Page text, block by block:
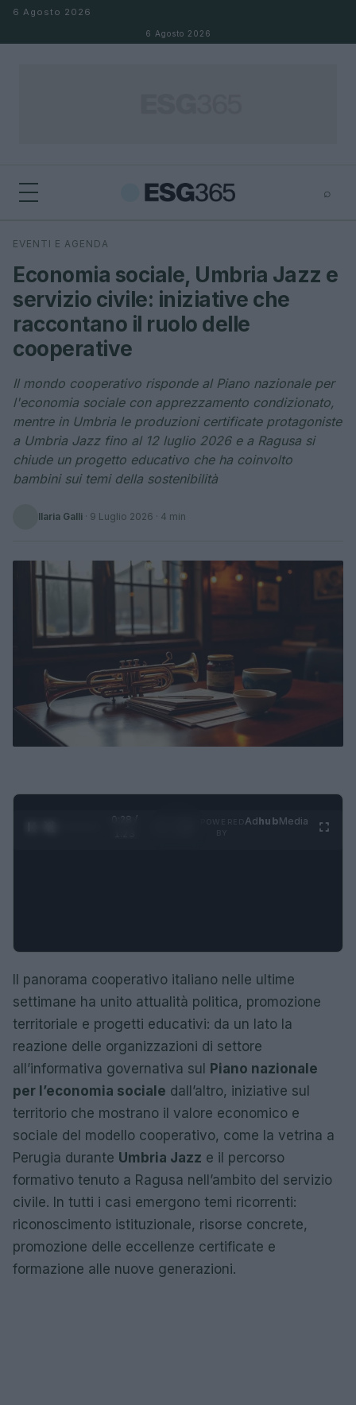
Salta al contenuto
6 Agosto 2026
6 Agosto 2026
⌕
Cerca
EVENTI E AGENDA
Economia sociale, Umbria Jazz e
servizio civile: iniziative che
raccontano il ruolo delle
cooperative
Il mondo cooperativo risponde al Piano nazionale per
l'economia sociale con apprezzamento condizionato,
mentre in Umbria le produzioni certificate protagoniste
a Umbria Jazz fino al 12 luglio 2026 e a Ragusa si
chiude un progetto educativo che ha coinvolto
bambini sui temi della sostenibilità
Ilaria Galli · 9 Luglio 2026 · 4 min
0:29 /
AdhubMedia
Il panorama cooperativo italiano nelle ultime
settimane ha unito attualità politica, promozione
territoriale e progetti educativi: da un lato la
reazione delle organizzazioni di settore
all’informativa governativa sul
Piano nazionale
per l’economia sociale dall’altro, iniziative sul
territorio che mostrano il valore economico e
sociale del modello cooperativo, come la vetrina a
Perugia durante Umbria Jazz e il percorso
formativo tenuto a Ragusa nell’ambito del servizio
civile. In tutti i casi emergono temi ricorrenti:
riconoscimento istituzionale, risorse concrete,
promozione delle eccellenze certificate e
formazione alle nuove generazioni.